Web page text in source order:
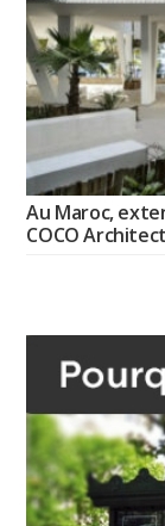
Au Maroc,
COCO